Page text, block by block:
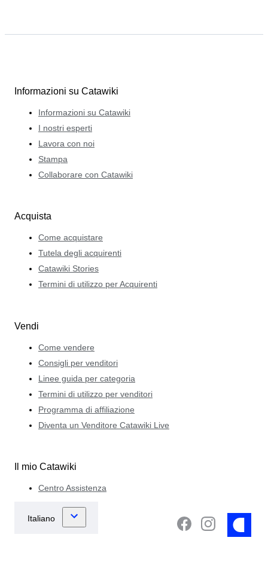
Informazioni su Catawiki
Informazioni su Catawiki
I nostri esperti
Lavora con noi
Stampa
Collaborare con Catawiki
Acquista
Come acquistare
Tutela degli acquirenti
Catawiki Stories
Termini di utilizzo per Acquirenti
Vendi
Come vendere
Consigli per venditori
Linee guida per categoria
Termini di utilizzo per venditori
Programma di affiliazione
Diventa un Venditore Catawiki Live
Il mio Catawiki
Centro Assistenza